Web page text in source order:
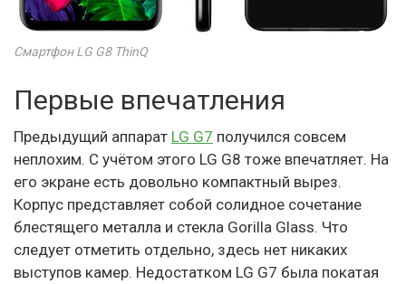
Смартфон LG G8 ThinQ
Первые впечатления
Предыдущий аппарат LG G7 получился совсем
неплохим. С учётом этого LG G8 тоже впечатляет. На
его экране есть довольно компактный вырез.
Корпус представляет собой солидное сочетание
блестящего металла и стекла Gorilla Glass. Что
следует отметить отдельно, здесь нет никаких
выступов камер. Недостатком LG G7 была покатая